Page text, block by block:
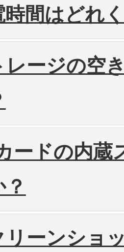
時間はどれ
レージの空
ードの内蔵
リーンショ